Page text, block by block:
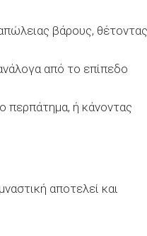
βάρους, θέτοντας
από το επίπεδο
περπάτημα, ή κάνοντας
αποτελεί και